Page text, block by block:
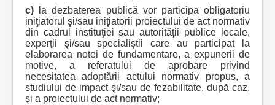
c) la dezbaterea publică vor participa obligatoriu
iniţiatorul şi/sau iniţiatorii proiectului de act normativ
din cadrul instituţiei sau autorităţii publice locale,
experţii şi/sau specialiştii care au participat la
elaborarea notei de fundamentare, a expunerii de
motive, a referatului de aprobare privind
necesitatea adoptării actului normativ propus, a
studiului de impact şi/sau de fezabilitate, după caz,
şi a proiectului de act normativ;